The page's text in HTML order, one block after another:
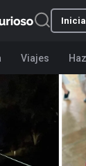
Viajes